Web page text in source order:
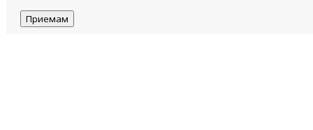
Приемам